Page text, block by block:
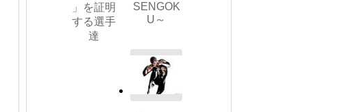
」を証明
する選手
達
SENGOK
U～